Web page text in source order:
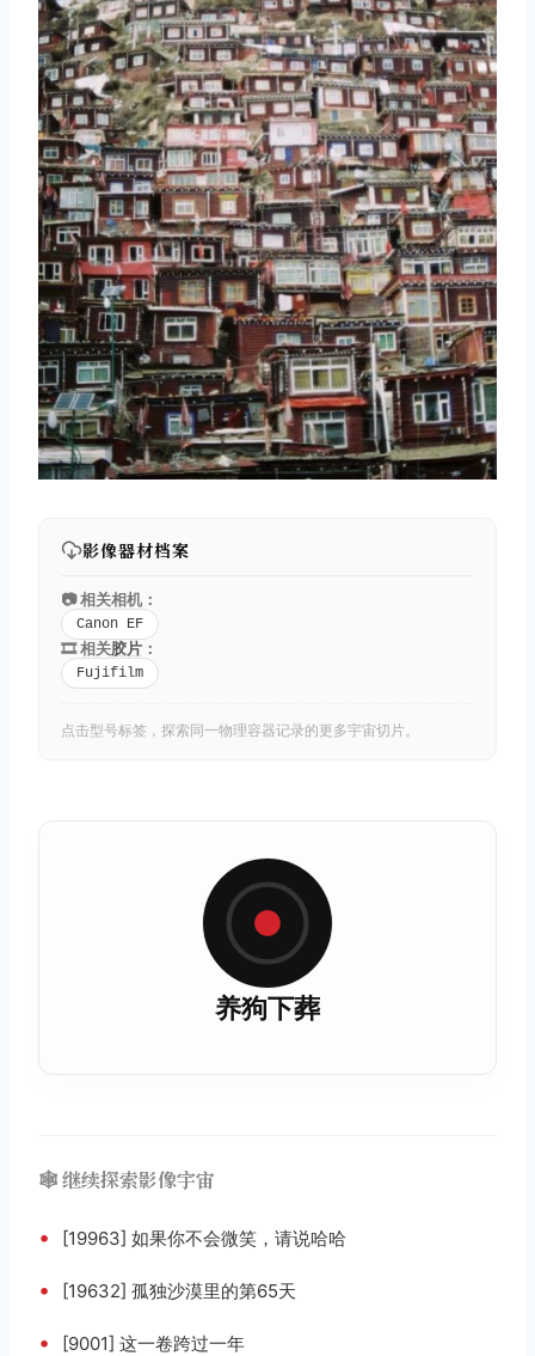
影像器材档案
📷 相关相机：
Canon EF
🎞️ 相关胶片 ：
Fujifilm
点击型号标签，探索同一物理容器记录的更多宇宙切片。
养狗下葬
🕸️ 继续探索影像宇宙
• [19963] 如果你不会微笑，请说哈哈
• [19632] 孤独沙漠里的第65天
• [9001] 这一卷跨过一年